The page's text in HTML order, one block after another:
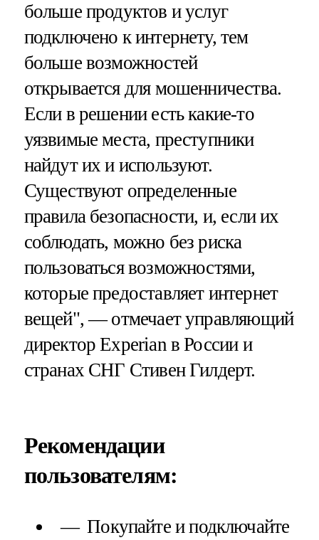
больше продуктов и услуг
подключено к интернету, тем
больше возможностей
открывается для мошенничества.
Если в решении есть какие-то
уязвимые места, преступники
найдут их и используют.
Существуют определенные
правила безопасности, и, если их
соблюдать, можно без риска
пользоваться возможностями,
которые предоставляет интернет
вещей", — отмечает управляющий
директор Experian в России и
странах СНГ Стивен Гилдерт.
Рекомендации
пользователям:
Покупайте и подключайте